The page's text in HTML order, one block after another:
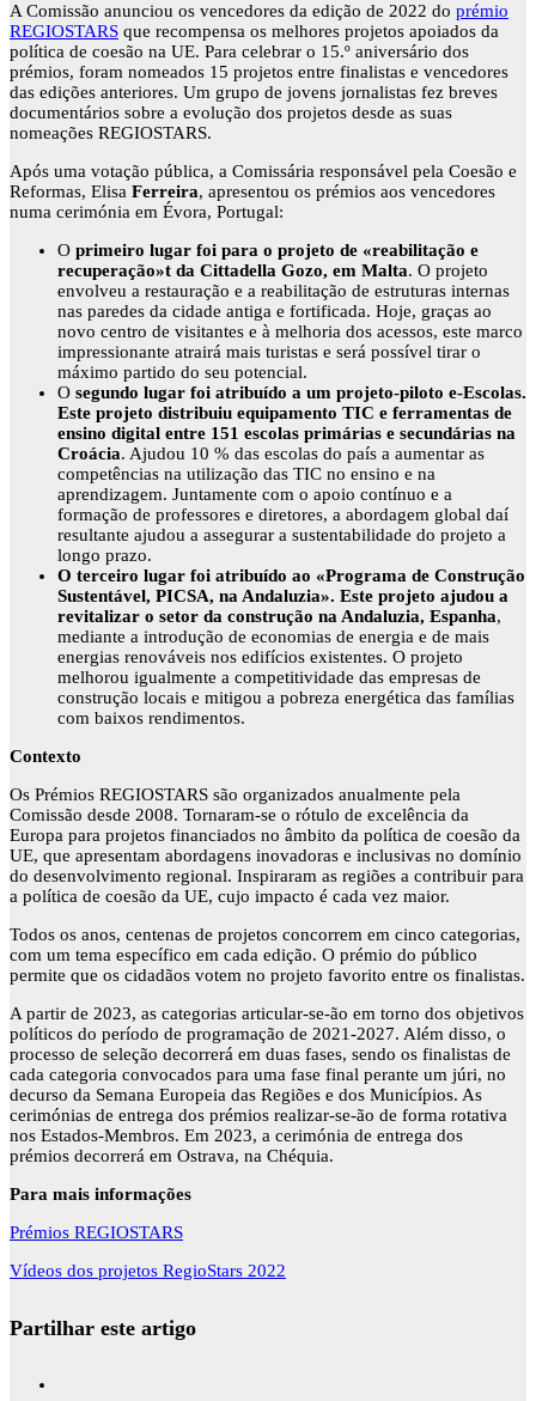
A Comissão anunciou os vencedores da edição de 2022 do prémio
REGIOSTARS que recompensa os melhores projetos apoiados da
política de coesão na UE. Para celebrar o 15.º aniversário dos
prémios, foram nomeados 15 projetos entre finalistas e vencedores
das edições anteriores. Um grupo de jovens jornalistas fez breves
documentários sobre a evolução dos projetos desde as suas
nomeações REGIOSTARS.
Após uma votação pública, a Comissária responsável pela Coesão e
Reformas, Elisa Ferreira, apresentou os prémios aos vencedores
numa cerimónia em Évora, Portugal:
O primeiro lugar foi para o projeto de «reabilitação e
recuperação»t da Cittadella Gozo, em Malta. O projeto
envolveu a restauração e a reabilitação de estruturas internas
nas paredes da cidade antiga e fortificada. Hoje, graças ao
novo centro de visitantes e à melhoria dos acessos, este marco
impressionante atrairá mais turistas e será possível tirar o
máximo partido do seu potencial.
O segundo lugar foi atribuído a um projeto-piloto e-Escolas.
Este projeto distribuiu equipamento TIC e ferramentas de
ensino digital entre 151 escolas primárias e secundárias na
Croácia. Ajudou 10 % das escolas do país a aumentar as
competências na utilização das TIC no ensino e na
aprendizagem. Juntamente com o apoio contínuo e a
formação de professores e diretores, a abordagem global daí
resultante ajudou a assegurar a sustentabilidade do projeto a
longo prazo.
O terceiro lugar foi atribuído ao «Programa de Construção
Sustentável, PICSA, na Andaluzia». Este projeto ajudou a
revitalizar o setor da construção na Andaluzia, Espanha,
mediante a introdução de economias de energia e de mais
energias renováveis nos edifícios existentes. O projeto
melhorou igualmente a competitividade das empresas de
construção locais e mitigou a pobreza energética das famílias
com baixos rendimentos.
Contexto
Os Prémios REGIOSTARS são organizados anualmente pela
Comissão desde 2008. Tornaram-se o rótulo de excelência da
Europa para projetos financiados no âmbito da política de coesão da
UE, que apresentam abordagens inovadoras e inclusivas no domínio
do desenvolvimento regional. Inspiraram as regiões a contribuir para
a política de coesão da UE, cujo impacto é cada vez maior.
Todos os anos, centenas de projetos concorrem em cinco categorias,
com um tema específico em cada edição. O prémio do público
permite que os cidadãos votem no projeto favorito entre os finalistas.
A partir de 2023, as categorias articular-se-ão em torno dos objetivos
políticos do período de programação de 2021-2027. Além disso, o
processo de seleção decorrerá em duas fases, sendo os finalistas de
cada categoria convocados para uma fase final perante um júri, no
decurso da Semana Europeia das Regiões e dos Municípios. As
cerimónias de entrega dos prémios realizar-se-ão de forma rotativa
nos Estados-Membros. Em 2023, a cerimónia de entrega dos
prémios decorrerá em Ostrava, na Chéquia.
Para mais informações
Prémios REGIOSTARS
Vídeos dos projetos RegioStars 2022
Partilhar este artigo